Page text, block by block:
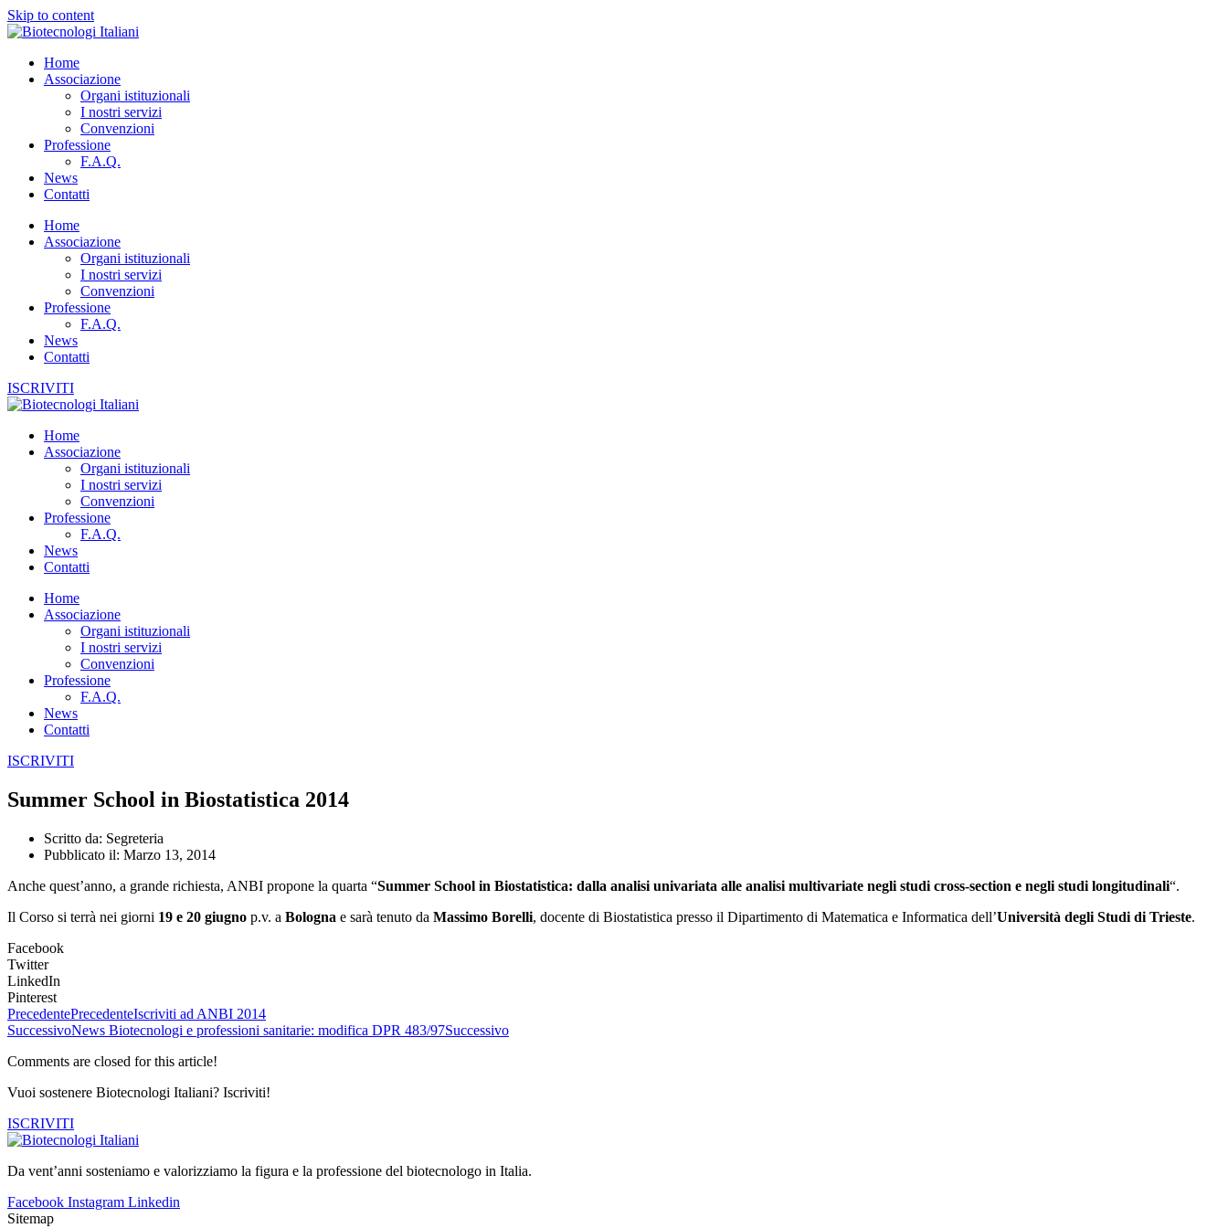
Skip to content
Home
Associazione
Organi istituzionali
I nostri servizi
Convenzioni
Professione
F.A.Q.
News
Contatti
Home
Associazione
Organi istituzionali
I nostri servizi
Convenzioni
Professione
F.A.Q.
News
Contatti
ISCRIVITI
Home
Associazione
Organi istituzionali
I nostri servizi
Convenzioni
Professione
F.A.Q.
News
Contatti
Home
Associazione
Organi istituzionali
I nostri servizi
Convenzioni
Professione
F.A.Q.
News
Contatti
ISCRIVITI
Summer School in Biostatistica 2014
Scritto da: Segreteria
Pubblicato il: Marzo 13, 2014
Anche quest’anno, a grande richiesta, ANBI propone la quarta “Summer School in Biostatistica: dalla analisi univariata alle analisi multivariate negli studi cross-section e negli studi longitudinali“.
Il Corso si terrà nei giorni 19 e 20 giugno p.v. a Bologna e sarà tenuto da Massimo Borelli, docente di Biostatistica presso il Dipartimento di Matematica e Informatica dell’Università degli Studi di Trieste.
Facebook
Twitter
LinkedIn
Pinterest
PrecedentePrecedenteIscriviti ad ANBI 2014
SuccessivoNews Biotecnologi e professioni sanitarie: modifica DPR 483/97Successivo
Comments are closed for this article!
Vuoi sostenere Biotecnologi Italiani? Iscriviti!
ISCRIVITI
Da vent’anni sosteniamo e valorizziamo la figura e la professione del biotecnologo in Italia.
Facebook Instagram Linkedin
Sitemap